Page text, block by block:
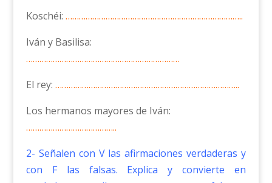
Koschéi: ……………………………………………………………………..
Iván y Basilisa:
……………………………………………………………
El rey: ………………………………………………………………………..
Los hermanos mayores de Iván:
…………………………………..
2- Señalen con V las afirmaciones verdaderas y
con F las falsas. Explica y convierte en